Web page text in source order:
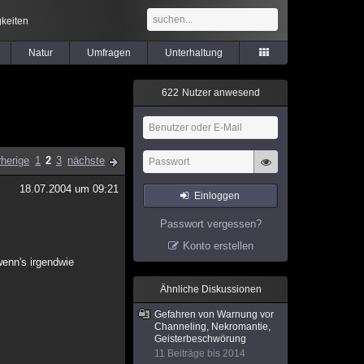
Natur Umfragen Unterhaltung
1 2 3 nächste
18.07.2004 um 09:21
irgendwie
622 Nutzer anwesend
Einloggen
Passwort vergessen?
Konto erstellen
Ähnliche Diskussionen
Gefahren von Warnung vor
Channeling, Nekromantie,
Geisterbeschwörung
11 Beiträge bis 2014